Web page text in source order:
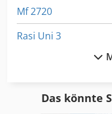
Mf 2720
Rasi Uni 3
Das könnte